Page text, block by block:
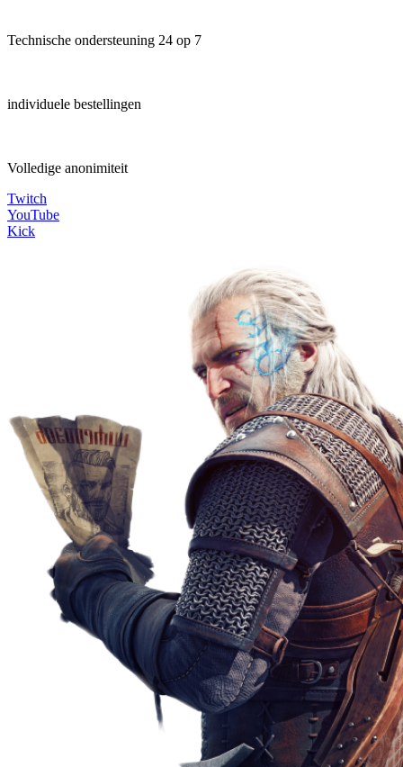
Technische ondersteuning 24 op 7
individuele bestellingen
Volledige anonimiteit
Twitch
YouTube
Kick